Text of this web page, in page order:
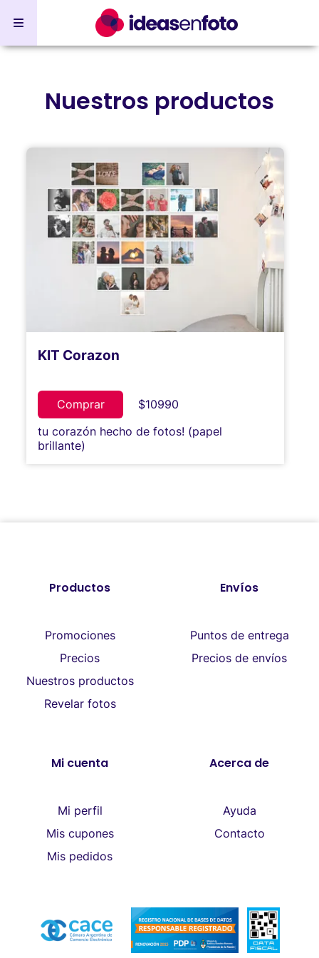
Nuestros productos
KIT Corazon
Comprar
$10990
tu corazón hecho de fotos! (papel
brillante)
Productos
Promociones
Precios
Nuestros productos
Revelar fotos
Envíos
Puntos de entrega
Precios de envíos
Mi cuenta
Mi perfil
Mis cupones
Mis pedidos
Acerca de
Ayuda
Contacto